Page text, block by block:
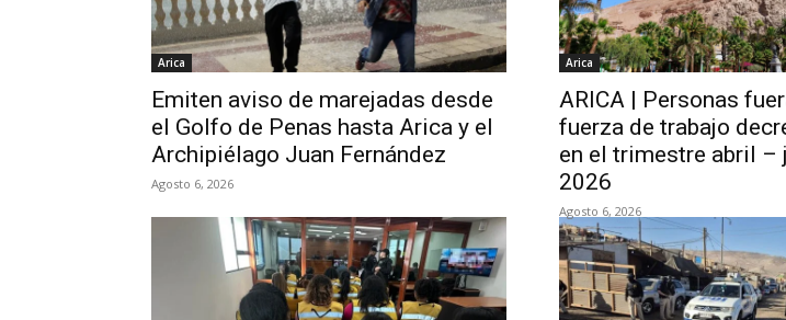
Arica
Emiten aviso de marejadas desde
el Golfo de Penas hasta Arica y el
Archipiélago Juan Fernández
Agosto 6, 2026
Arica
ARICA | Personas
fuerza de trabajo
en el trimestre abril –
2026
Agosto 6, 2026